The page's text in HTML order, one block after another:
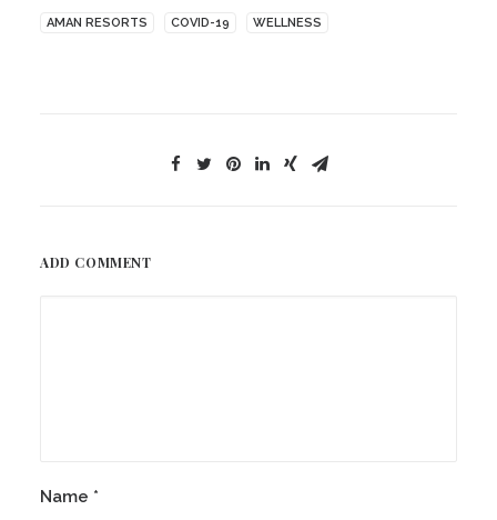
AMAN RESORTS COVID-19 WELLNESS
ADD COMMENT
Name *